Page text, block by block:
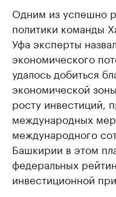
Одним из успешно
политики команды
Уфа эксперты
экономического
удалось добиться
экономической
росту инвестиций,
международных
международного
Башкирии в этом
федеральных
инвестиционной